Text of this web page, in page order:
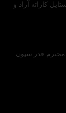
کاراته آزاد و
فدراسیون